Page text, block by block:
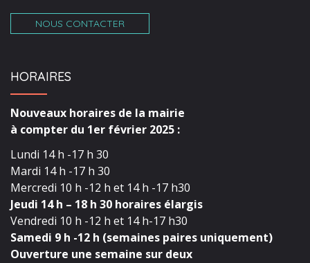
NOUS CONTACTER
HORAIRES
Nouveaux horaires de la mairie
à compter du 1er février 2025 :
Lundi 14 h -17 h 30
Mardi 14 h -17 h 30
Mercredi 10 h -12 h et 14 h -17 h30
Jeudi 14 h – 18 h 30 horaires élargis
Vendredi 10 h -12 h et 14 h-17 h30
Samedi 9 h -12 h (semaines paires uniquement)
Ouverture une semaine sur deux